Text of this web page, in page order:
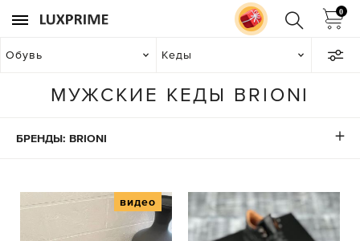
0
Обувь Кеды
МУЖСКИЕ КЕДЫ BRIONI
БРЕНДЫ: BRIONI
видео